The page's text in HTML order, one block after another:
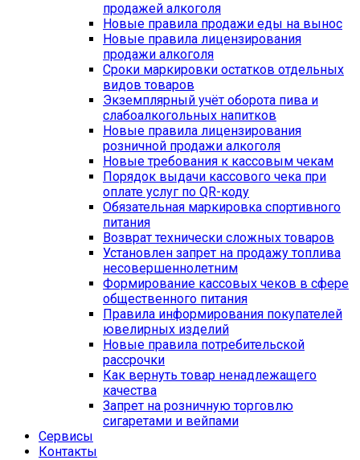
продажей алкоголя
Новые правила продажи еды на вынос
Новые правила лицензирования
продажи алкоголя
Сроки маркировки остатков отдельных
видов товаров
Экземплярный учёт оборота пива и
слабоалкогольных напитков
Новые правила лицензирования
розничной продажи алкоголя
Новые требования к кассовым чекам
Порядок выдачи кассового чека при
оплате услуг по QR-коду
Обязательная маркировка спортивного
питания
Возврат технически сложных товаров
Установлен запрет на продажу топлива
несовершеннолетним
Формирование кассовых чеков в сфере
общественного питания
Правила информирования покупателей
ювелирных изделий
Новые правила потребительской
рассрочки
Как вернуть товар ненадлежащего
качества
Запрет на розничную торговлю
сигаретами и вейпами
Сервисы
Контакты